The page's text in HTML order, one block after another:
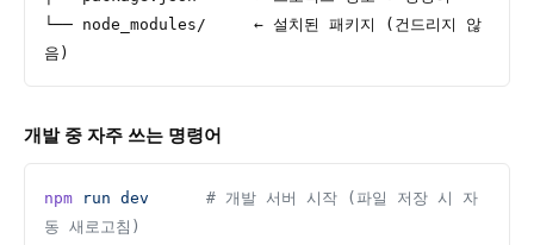
└── node_modules/     ← 설치된 패키지 (건드리지 않
음)
개발 중 자주 쓰는 명령어
npm run dev
      # 개발 서버 시작 (파일 저장 시 자
동 새로고침)